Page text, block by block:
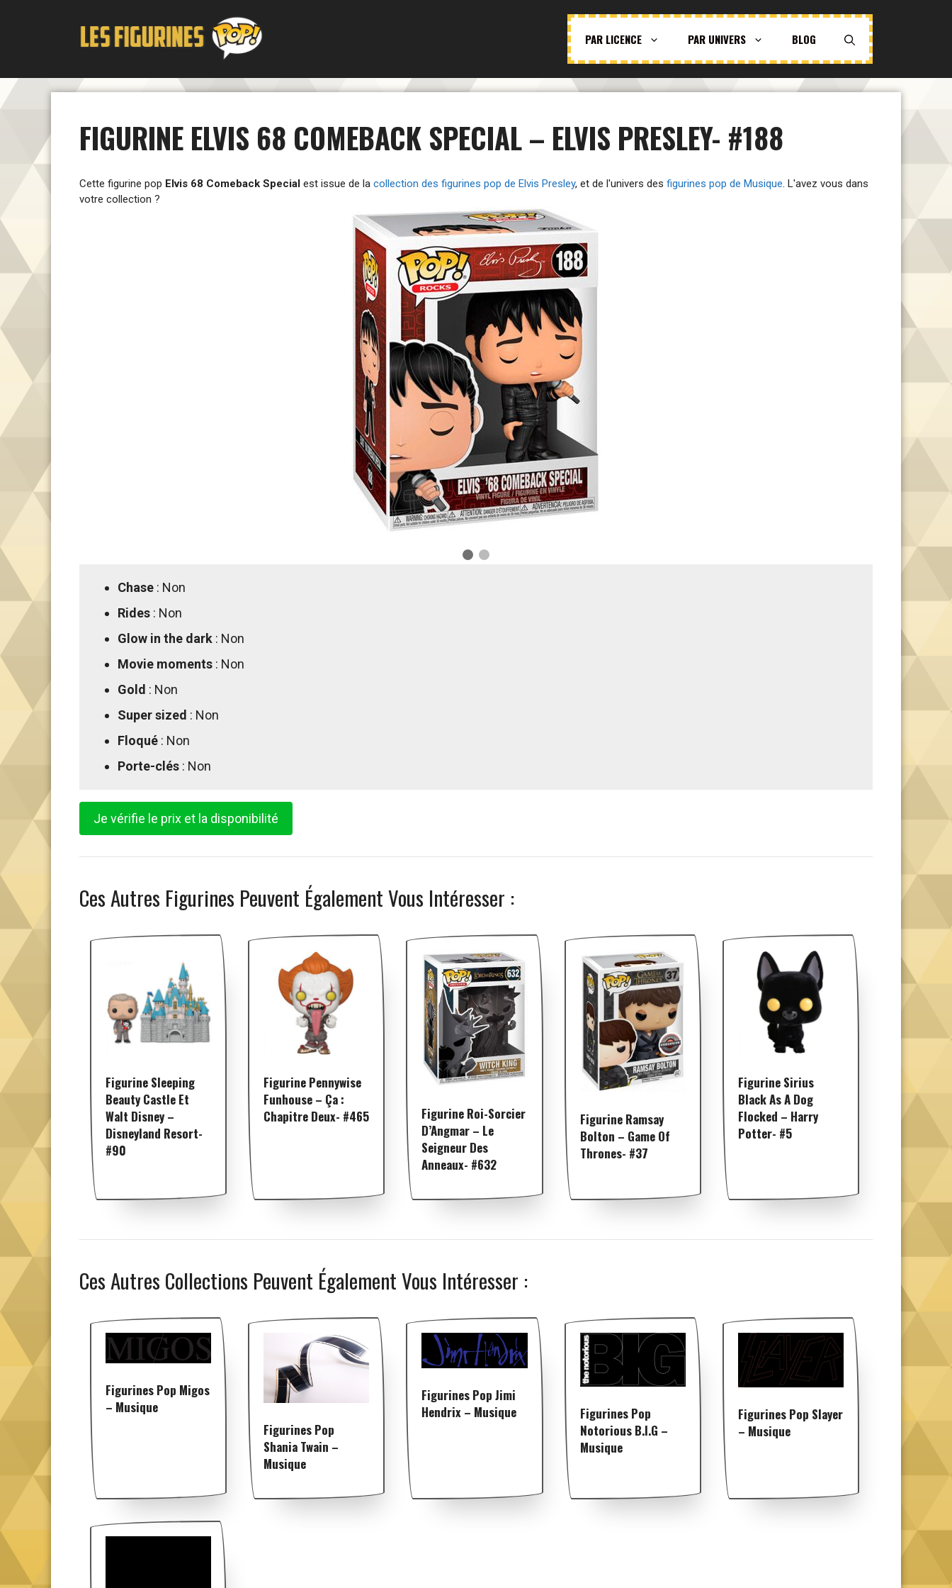
PAR LICENCE PAR UNIVERS BLOG
FIGURINE ELVIS 68 COMEBACK SPECIAL – ELVIS PRESLEY- #188
Cette figurine pop Elvis 68 Comeback Special est issue de la collection des figurines pop de Elvis Presley, et de l'univers des figurines pop de Musique. L'avez vous dans
votre collection ?
Chase : Non
Rides : Non
Glow in the dark : Non
Movie moments : Non
Gold : Non
Super sized : Non
Floqué : Non
Porte-clés : Non
Je vérifie le prix et la disponibilité
Ces Autres Figurines Peuvent Également Vous Intéresser :
Figurine Sleeping
Beauty Castle Et
Walt Disney –
Disneyland Resort-
#90
Figurine Pennywise
Funhouse – Ça :
Chapitre Deux- #465
Figurine Roi-Sorcier
D’Angmar – Le
Seigneur Des
Anneaux- #632
Figurine Ramsay
Bolton – Game Of
Thrones- #37
Figurine Sirius
Black As A Dog
Flocked – Harry
Potter- #5
Ces Autres Collections Peuvent Également Vous Intéresser :
Figurines Pop Migos
– Musique
Figurines Pop
Shania Twain –
Musique
Figurines Pop Jimi
Hendrix – Musique
Figurines Pop
Notorious B.I.G –
Musique
Figurines Pop Slayer
– Musique